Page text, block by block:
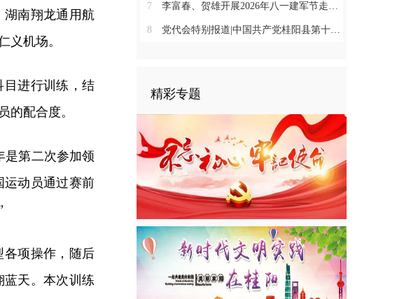
湖南翔龙通用航
义机场。
目进行训练，结
的配合度。
是第二次参加领
运动员通过赛前
各项操作，随后
天。本次训练
7 李富春、贺雄开展2026年八一建军节走访慰问活动
8 党代会特别报道|中国共产党桂阳县第十四届委员会第一次全体会议召开
精彩专题